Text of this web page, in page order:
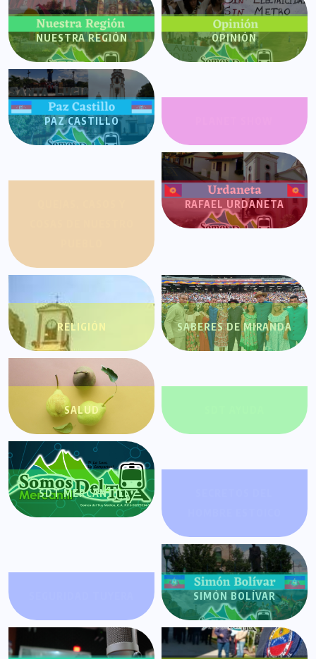
NUESTRA REGIÓN OPINIÓN
PAZ CASTILLO
RAFAEL URDANETA
RELIGIÓN SABERES DE MIRANDA
SALUD
SDT MERCANTIL
SIMÓN BOLÍVAR